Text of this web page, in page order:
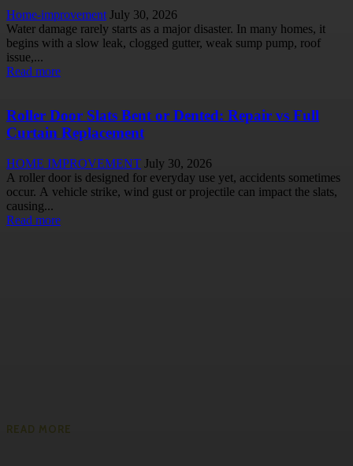
Home-improvement July 30, 2026
Water damage rarely starts as a major disaster. In many homes, it
begins with a slow leak, clogged gutter, weak sump pump, roof
issue,...
Read more
Roller Door Slats Bent or Dented: Repair vs Full
Curtain Replacement
HOME IMPROVEMENT July 30, 2026
A roller door is designed for everyday use yet, accidents sometimes
occur. A vehicle strike, wind gust or projectile can impact the slats,
causing...
Read more
READ MORE